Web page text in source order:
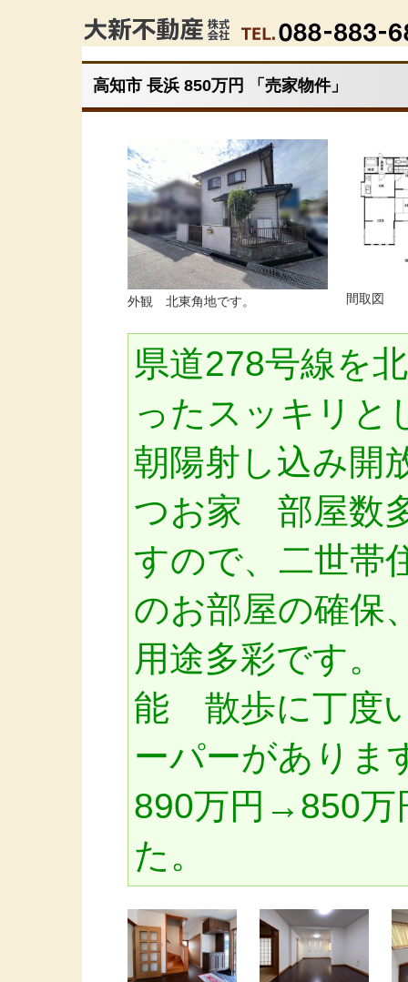
高知市 長浜 850万円 「売家物件」
外観 北東角地です。 間取図
県道278号線を
ったスッキリと
朝陽射し込み開
つお家 部屋数
すので、二世帯
のお部屋の確保
用途多彩です
能 散歩に丁度
ーパーがあり
890万円→850
た。